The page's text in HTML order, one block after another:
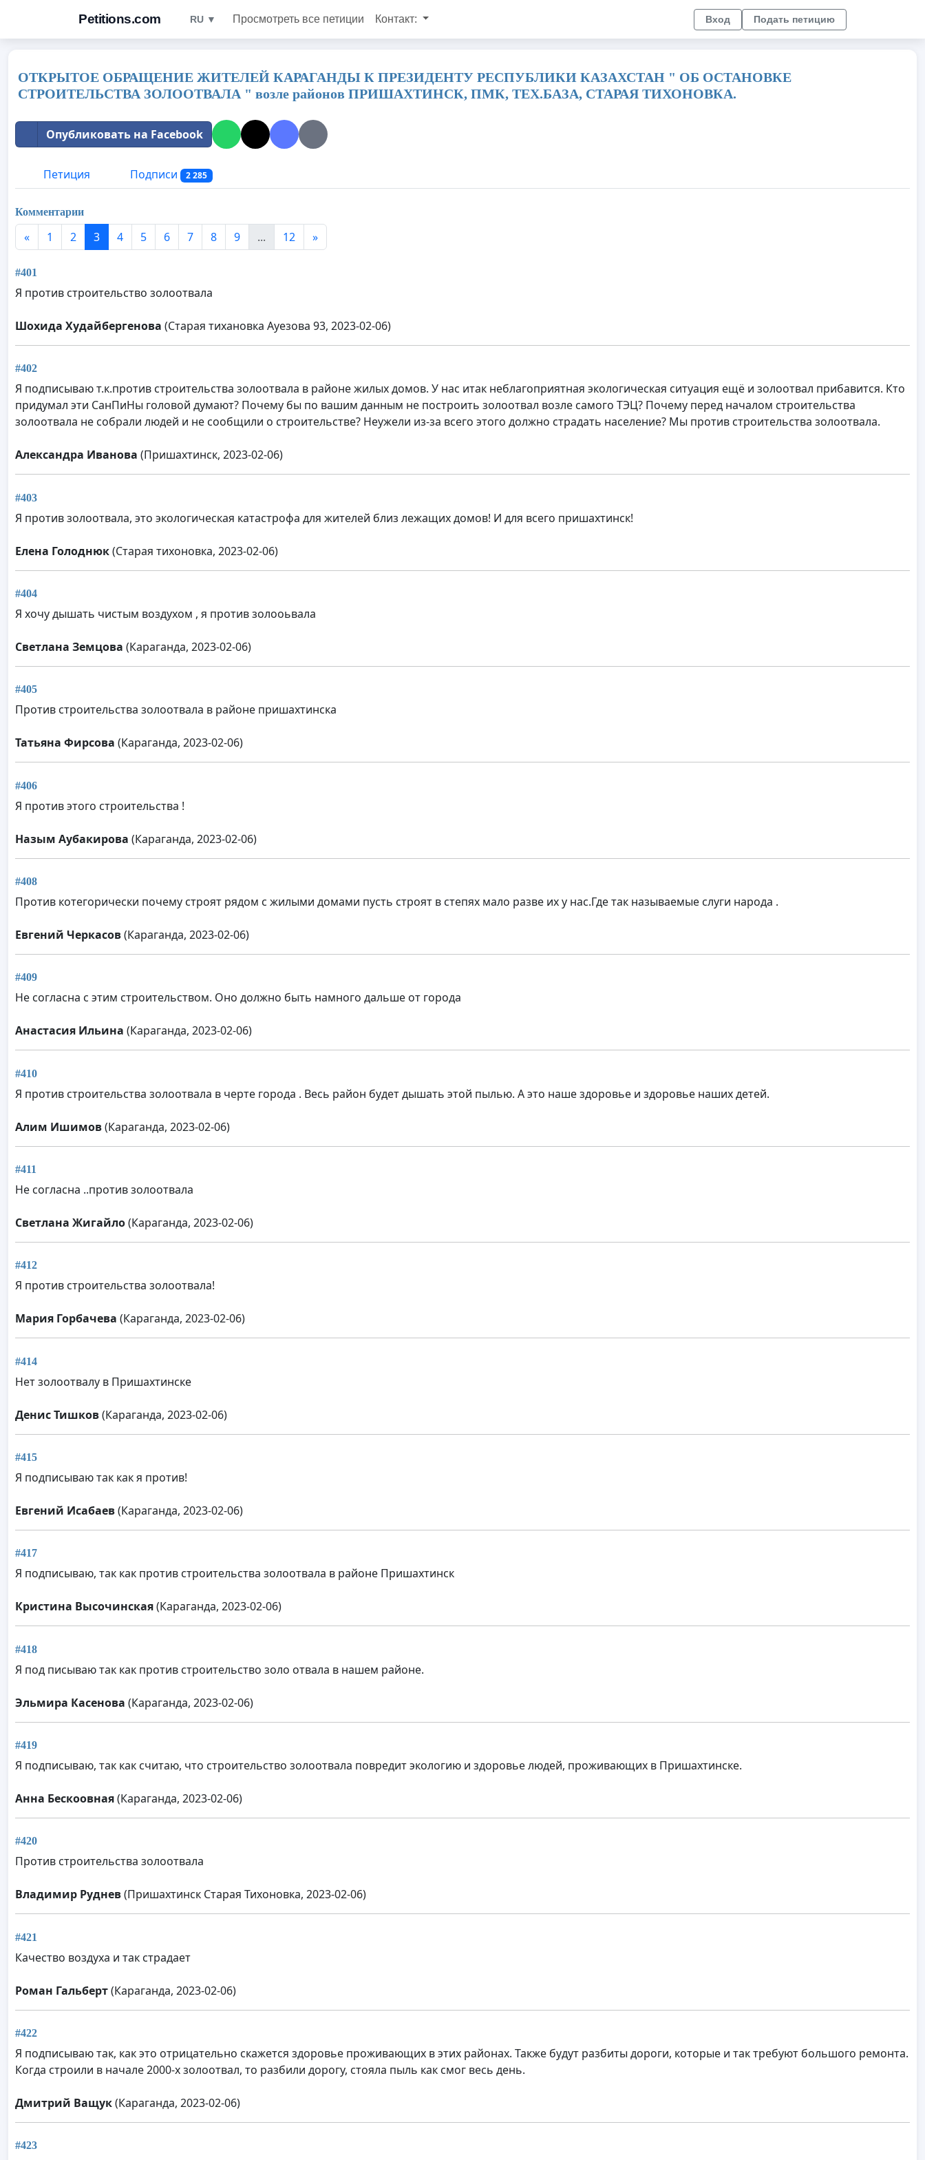
Petitions.com RU ▼ Просмотреть все петиции Контакт: Вход Подать петицию
ОТКРЫТОЕ ОБРАЩЕНИЕ ЖИТЕЛЕЙ КАРАГАНДЫ К ПРЕЗИДЕНТУ РЕСПУБЛИКИ КАЗАХСТАН " ОБ ОСТАНОВКЕ
СТРОИТЕЛЬСТВА ЗОЛООТВАЛА " возле районов ПРИШАХТИНСК, ПМК, ТЕХ.БАЗА, СТАРАЯ ТИХОНОВКА.
Опубликовать на Facebook
Петиция Подписи 2 285
Комментарии
« 1 2 3 4 5 6 7 8 9 ... 12 »
#401
Я против строительство золоотвала
Шохида Худайбергенова (Старая тихановка Ауезова 93, 2023-02-06)
#402
Я подписываю т.к.против строительства золоотвала в районе жилых домов. У нас итак неблагоприятная экологическая ситуация ещё и золоотвал прибавится. Кто
придумал эти СанПиНы головой думают? Почему бы по вашим данным не построить золоотвал возле самого ТЭЦ? Почему перед началом строительства
золоотвала не собрали людей и не сообщили о строительстве? Неужели из-за всего этого должно страдать население? Мы против строительства золоотвала.
Александра Иванова (Пришахтинск, 2023-02-06)
#403
Я против золоотвала, это экологическая катастрофа для жителей близ лежащих домов! И для всего пришахтинск!
Елена Голоднюк(Старая тихоновка, 2023-02-06)
#404
Я хочу дышать чистым воздухом , я против золооьвала
Светлана Земцова (Караганда, 2023-02-06)
#405
Против строительства золоотвала в районе пришахтинска
Татьяна Фирсова (Караганда, 2023-02-06)
#406
Я против этого строительства !
Назым Аубакирова (Караганда, 2023-02-06)
#408
Против котегорически почему строят рядом с жилыми домами пусть строят в степях мало разве их у нас.Где так называемые слуги народа .
Евгений Черкасов(Караганда, 2023-02-06)
#409
Не согласна с этим строительством. Оно должно быть намного дальше от города
Анастасия Ильина (Караганда, 2023-02-06)
#410
Я против строительства золоотвала в черте города . Весь район будет дышать этой пылью. А это наше здоровье и здоровье наших детей.
Алим Ишимов(Караганда, 2023-02-06)
#411
Не согласна ..против золоотвала
Светлана Жигайло(Караганда, 2023-02-06)
#412
Я против строительства золоотвала!
Мария Горбачева (Караганда, 2023-02-06)
#414
Нет золоотвалу в Пришахтинске
Денис Тишков(Караганда, 2023-02-06)
#415
Я подписываю так как я против!
Евгений Исабаев(Караганда, 2023-02-06)
#417
Я подписываю, так как против строительства золоотвала в районе Пришахтинск
Кристина Высочинская(Караганда, 2023-02-06)
#418
Я под писываю так как против строительство золо отвала в нашем районе.
Эльмира Касенова (Караганда, 2023-02-06)
#419
Я подписываю, так как считаю, что строительство золоотвала повредит экологию и здоровье людей, проживающих в Пришахтинске.
Анна Бескоовная(Караганда, 2023-02-06)
#420
Против строительства золоотвала
Владимир Руднев(Пришахтинск Старая Тихоновка, 2023-02-06)
#421
Качество воздуха и так страдает
Роман Гальберт(Караганда, 2023-02-06)
#422
Я подписываю так, как это отрицательно скажется здоровье проживающих в этих районах. Также будут разбиты дороги, которые и так требуют большого ремонта.
Когда строили в начале 2000-х золоотвал, то разбили дорогу, стояла пыль как смог весь день.
Дмитрий Ващук(Караганда, 2023-02-06)
#423